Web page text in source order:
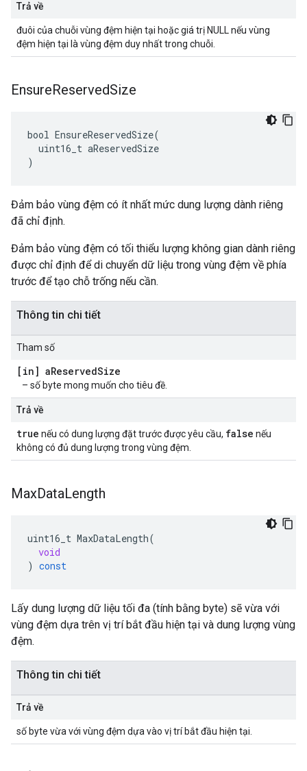
Trả về
đuôi của chuỗi vùng đệm hiện tại hoặc giá trị NULL nếu vùng
đệm hiện tại là vùng đệm duy nhất trong chuỗi.
EnsureReservedSize
bool EnsureReservedSize(
  uint16_t aReservedSize
)
Đảm bảo vùng đệm có ít nhất mức dung lượng dành riêng
đã chỉ định.
Đảm bảo vùng đệm có tối thiểu lượng không gian dành riêng
được chỉ định để di chuyển dữ liệu trong vùng đệm về phía
trước để tạo chỗ trống nếu cần.
Thông tin chi tiết
Tham số
[in] aReservedSize
– số byte mong muốn cho tiêu đề.
Trả về
true nếu có dung lượng đặt trước được yêu cầu, false nếu
không có đủ dung lượng trong vùng đệm.
MaxDataLength
uint16_t MaxDataLength(
void
) const
Lấy dung lượng dữ liệu tối đa (tính bằng byte) sẽ vừa với
vùng đệm dựa trên vị trí bắt đầu hiện tại và dung lượng vùng
đệm.
Thông tin chi tiết
Trả về
số byte vừa với vùng đệm dựa vào vị trí bắt đầu hiện tại.